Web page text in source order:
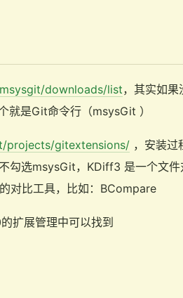
downloads/list，其实如
就是Git命令行（msysGit ）
projects/gitextensions/ ，安装过
勾选msysGit，KDiff3 是一个文件
对比工具，比如：BCompare
扩展管理中可以找到